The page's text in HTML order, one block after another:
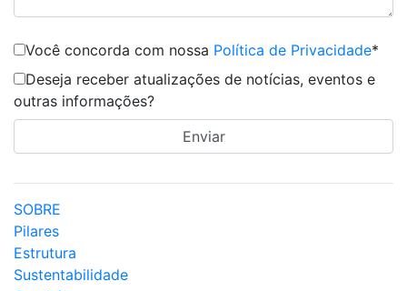
Você concorda com nossa Política de Privacidade*
Deseja receber atualizações de notícias, eventos e
outras informações?
SOBRE
Pilares
Estrutura
Sustentabilidade